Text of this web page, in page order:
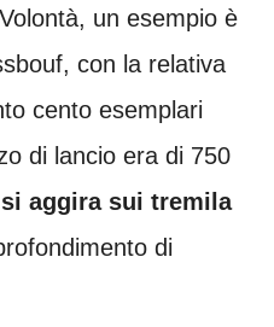
un esempio è
con la relativa
cento esemplari
di lancio era di 750
aggira sui tremila
di